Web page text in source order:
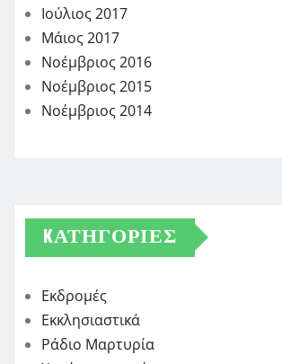
Ιούλιος 2017
Μάιος 2017
Νοέμβριος 2016
Νοέμβριος 2015
Νοέμβριος 2014
KΑΤΗΓΟΡΊΕΣ
Εκδρομές
Εκκλησιαστικά
Ράδιο Μαρτυρία